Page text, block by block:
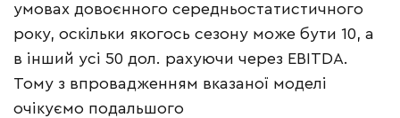
умовах довоєнного середньостатистичного
року, оскільки якогось сезону може бути 10, а
в інший усі 50 дол. рахуючи через EBITDA.
Тому з впровадженням вказаної моделі
очікуємо подальшого